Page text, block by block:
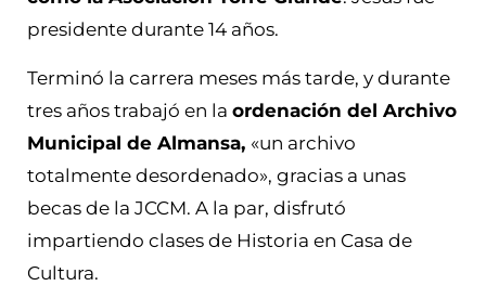
presidente durante 14 años.
Terminó la carrera meses más tarde, y durante
tres años trabajó en la ordenación del Archivo
Municipal de Almansa, «un archivo
totalmente desordenado», gracias a unas
becas de la JCCM. A la par, disfrutó
impartiendo clases de Historia en Casa de
Cultura.